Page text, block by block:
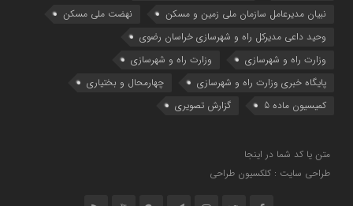
نبیان مدیرعامل سازمان ملی زمین و مسکن
نهضت ملی مسکن
وحید داعی مدیرکل راه و شهرسازی خراسان رضوی
وزارت راه و شهرسازي
وزارت راه و شهرسازی
پایگاه خبری وزارت راه و شهرسازی
چهارمحال و بختیاری
کمیسیون ماده 5
گزارش تصویری
متن یا کد شما در اینجا
طراحی سایت : کلکسیون طراحی